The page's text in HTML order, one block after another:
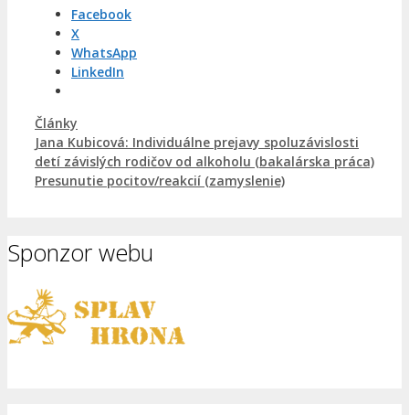
Facebook
X
WhatsApp
LinkedIn
Kategórie
Články
Jana Kubicová: Individuálne prejavy spoluzávislosti
detí závislých rodičov od alkoholu (bakalárska práca)
Presunutie pocitov/reakcií (zamyslenie)
Sponzor webu